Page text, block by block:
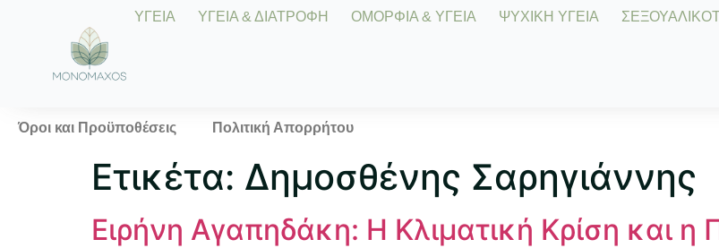
ΥΓΕΙΑ ΥΓΕΙΑ & ΔΙΑΤΡΟΦΗ ΟΜΟΡΦΙΑ & ΥΓΕΙΑ ΨΥΧΙΚΗ ΥΓΕΙΑ
Όροι και Προϋποθέσεις Πολιτική Απορρήτου
Ετικέτα: Δημοσθένης Σαρηγιάννης
Ειρήνη Αγαπηδάκη: Η Κλιματική Κρίση και η